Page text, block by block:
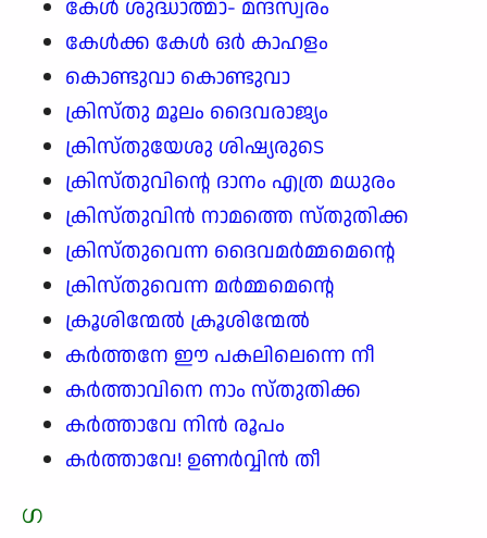
കേൾ ശുദ്ധാത്മാ- മന്ദസ്വരം
കേൾക്ക കേൾ ഒർ കാഹളം
കൊണ്ടുവാ കൊണ്ടുവാ
ക്രിസ്തു മൂലം ദൈവരാജ്യം
ക്രിസ്തുയേശു ശിഷ്യരുടെ
ക്രിസ്തുവിന്റെ ദാനം എത്ര മധുരം
ക്രിസ്തുവിൻ നാമത്തെ സ്തുതിക്ക
ക്രിസ്തുവെന്ന ദൈവമർമ്മമെന്റെ
ക്രിസ്തുവെന്ന മർമ്മമെന്റെ
ക്രൂശിന്മേൽ ക്രൂശിന്മേൽ
കർത്തനേ ഈ പകലിലെന്നെ നീ
കർത്താവിനെ നാം സ്തുതിക്ക
കർത്താവേ നിൻ രൂപം
കർത്താവേ! ഉണർവ്വിൻ തീ
ഗ